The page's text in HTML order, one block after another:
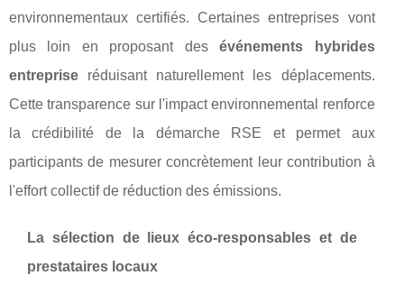
environnementaux certifiés. Certaines entreprises vont
plus loin en proposant desévénements hybrides
entreprise réduisant naturellement les déplacements.
Cette transparence sur l'impact environnemental renforce
la crédibilité de la démarche RSE et permet aux
participants de mesurer concrètement leur contribution à
l'effort collectif de réduction des émissions.
La sélection de lieux éco-responsables et de
prestataires locaux